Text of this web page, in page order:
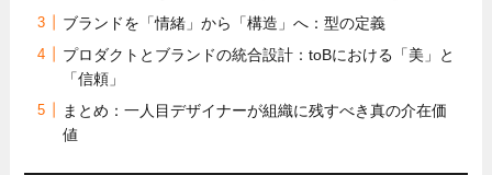
ブランドを「情緒」から「構造」へ：型の定義
プロダクトとブランドの統合設計：toBにおける「美」と
「信頼」
まとめ：一人目デザイナーが組織に残すべき真の介在価
値